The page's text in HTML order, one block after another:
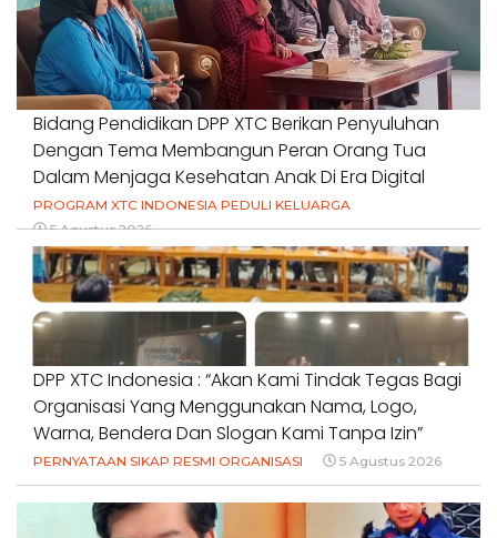
Bidang Pendidikan DPP XTC Berikan Penyuluhan
Dengan Tema Membangun Peran Orang Tua
Dalam Menjaga Kesehatan Anak Di Era Digital
PROGRAM XTC INDONESIA PEDULI KELUARGA
5 Agustus 2026
DPP XTC Indonesia : “Akan Kami Tindak Tegas Bagi
Organisasi Yang Menggunakan Nama, Logo,
Warna, Bendera Dan Slogan Kami Tanpa Izin”
PERNYATAAN SIKAP RESMI ORGANISASI 5 Agustus 2026